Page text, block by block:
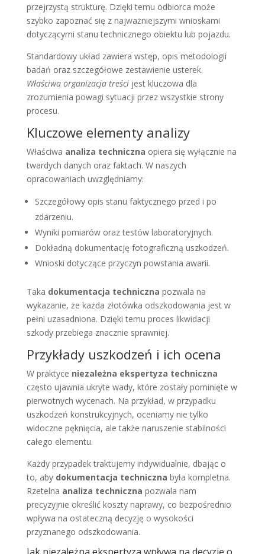
przejrzystą strukturę. Dzięki temu odbiorca może
szybko zapoznać się z najważniejszymi wnioskami
dotyczącymi stanu technicznego obiektu lub pojazdu.
Standardowy układ zawiera wstęp, opis metodologii
badań oraz szczegółowe zestawienie usterek.
Właściwa organizacja treścijest kluczowa dla
zrozumienia powagi sytuacji przez wszystkie strony
procesu.
Kluczowe elementy analizy
Właściwa analiza techniczna opiera się wyłącznie na
twardych danych oraz faktach. W naszych
opracowaniach uwzględniamy:
Szczegółowy opis stanu faktycznego przed i po
zdarzeniu.
Wyniki pomiarów oraz testów laboratoryjnych.
Dokładną dokumentację fotograficzną uszkodzeń.
Wnioski dotyczące przyczyn powstania awarii.
Taka dokumentacja techniczna pozwala na
wykazanie, że każda złotówka odszkodowania jest w
pełni uzasadniona. Dzięki temu proces likwidacji
szkody przebiega znacznie sprawniej.
Przykłady uszkodzeń i ich ocena
W praktyce niezależna ekspertyza techniczna
często ujawnia ukryte wady, które zostały pominięte w
pierwotnych wycenach. Na przykład, w przypadku
uszkodzeń konstrukcyjnych, oceniamy nie tylko
widoczne pęknięcia, ale także naruszenie stabilności
całego elementu.
Każdy przypadek traktujemy indywidualnie, dbając o
to, aby dokumentacja techniczna była kompletna.
Rzetelna analiza techniczna pozwala nam
precyzyjnie określić koszty naprawy, co bezpośrednio
wpływa na ostateczną decyzję o wysokości
przyznanego odszkodowania.